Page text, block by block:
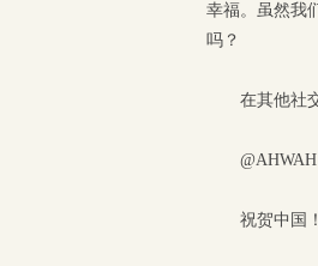
幸福。虽然我
吗？
在其他社
@AHWAH
祝贺中国